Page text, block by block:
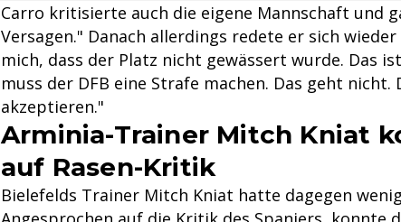
Carro kritisierte auch die eigene Mannschaft und
Versagen." Danach allerdings redete er sich
mich, dass der Platz nicht gewässert wurde. Das
muss der DFB eine Strafe machen. Das geht nicht.
akzeptieren."
Arminia-Trainer Mitch Kniat
auf Rasen-Kritik
Bielefelds Trainer Mitch Kniat hatte dagegen